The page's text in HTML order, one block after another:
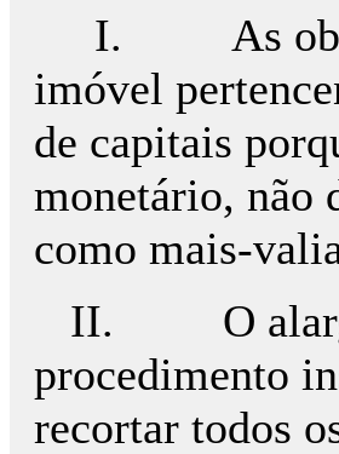
I. As obras
imóvel
de capitais
monetário, não
como mais-
II. O
procedimento
recortar todos